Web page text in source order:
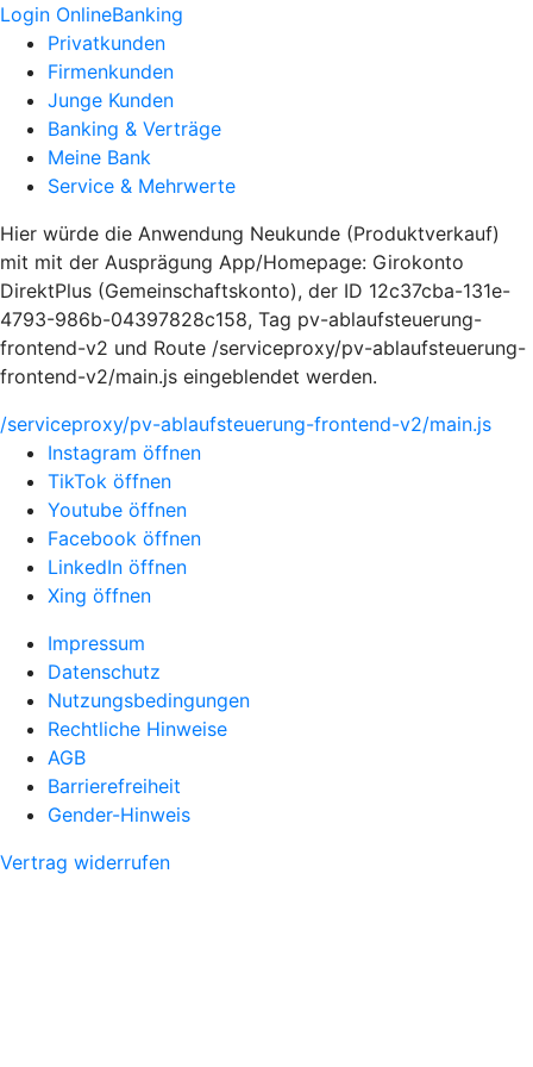
Login OnlineBanking
Privatkunden
Firmenkunden
Junge Kunden
Banking & Verträge
Meine Bank
Service & Mehrwerte
Hier würde die Anwendung Neukunde (Produktverkauf)
mit mit der Ausprägung App/Homepage: Girokonto
DirektPlus (Gemeinschaftskonto), der ID 12c37cba-131e-
4793-986b-04397828c158, Tag pv-ablaufsteuerung-
frontend-v2 und Route /serviceproxy/pv-ablaufsteuerung-
frontend-v2/main.js eingeblendet werden.
/serviceproxy/pv-ablaufsteuerung-frontend-v2/main.js
Instagram öffnen
TikTok öffnen
Youtube öffnen
Facebook öffnen
LinkedIn öffnen
Xing öffnen
Impressum
Datenschutz
Nutzungsbedingungen
Rechtliche Hinweise
AGB
Barrierefreiheit
Gender-Hinweis
Vertrag widerrufen